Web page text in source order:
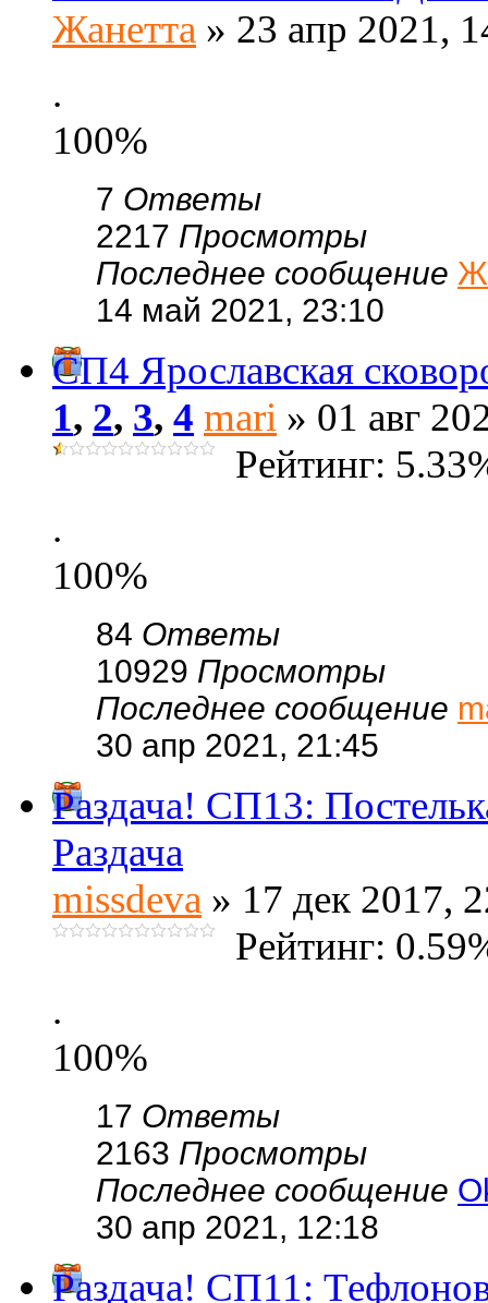
Жанетта » 23 апр 2021,
.
100%
7 Ответы
2217 Просмотры
Последнее сообщение
14 май 2021, 23:10
СП4 Ярославская
1, 2, 3, 4 mari » 01 авг
Рейтинг:
.
100%
84 Ответы
10929 Просмотры
Последнее сообщение
30 апр 2021, 21:45
Раздача! СП13:
Раздача
missdeva » 17 дек 2017,
Рейтинг:
.
100%
17 Ответы
2163 Просмотры
Последнее сообщение
30 апр 2021, 12:18
Раздача! СП11: